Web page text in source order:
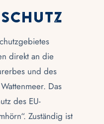
direkt an die
und des
. Das
des EU-
Zuständig ist